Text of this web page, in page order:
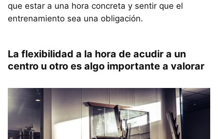
que estar a una hora concreta y sentir que el
entrenamiento sea una obligación.
La flexibilidad a la hora de acudir a un
centro u otro es algo importante a valorar